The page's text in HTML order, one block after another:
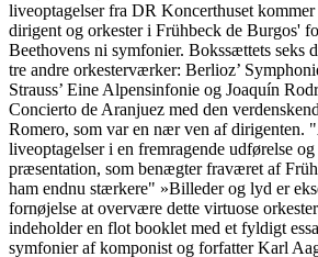
liveoptagelser fra DR Koncerthuset
dirigent og orkester i Frühbeck de Burgos'
Beethovens ni symfonier. Bokssættets seks
tre andre orkesterværker: Berlioz’
Strauss’ Eine Alpensinfonie og Joaquín
Concierto de Aranjuez med den
Romero, som var en nær ven af dirigenten.
liveoptagelser i en fremragende udførelse
præsentation, som benægter fraværet af
ham endnu stærkere" »Billeder og lyd er
fornøjelse at overvære dette virtuose
indeholder en flot booklet med et fyldigt
symfonier af komponist og forfatter Karl